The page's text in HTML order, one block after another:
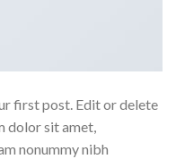
first post. Edit or delete
dolor sit amet,
nonummy nibh